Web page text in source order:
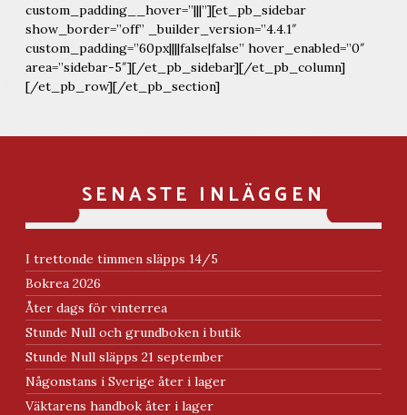
custom_padding__hover=”|||”][et_pb_sidebar
show_border=”off” _builder_version=”4.4.1″
custom_padding=”60px||||false|false” hover_enabled=”0″
area=”sidebar-5″][/et_pb_sidebar][/et_pb_column]
[/et_pb_row][/et_pb_section]
SENASTE INLÄGGEN
I trettonde timmen släpps 14/5
Bokrea 2026
Åter dags för vinterrea
Stunde Null och grundboken i butik
Stunde Null släpps 21 september
Någonstans i Sverige åter i lager
Väktarens handbok åter i lager